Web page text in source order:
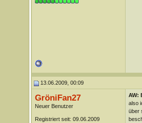
13.06.2009, 00:09
GröniFan27
Neuer Benutzer
Registriert seit: 09.06.2009
AW:
also
über